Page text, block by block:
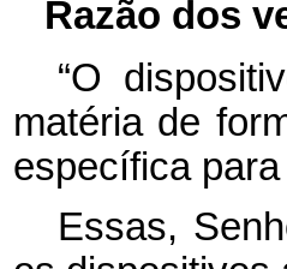
Razão dos
“O
matéria de
específica
Essas,